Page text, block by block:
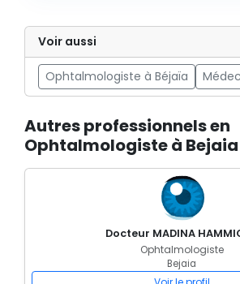
Voir aussi
Ophtalmologiste à Béjaïa
Autres professionnels en
Ophtalmologiste à Bejaia
Docteur MADINA
Ophtalmologiste
Bejaia